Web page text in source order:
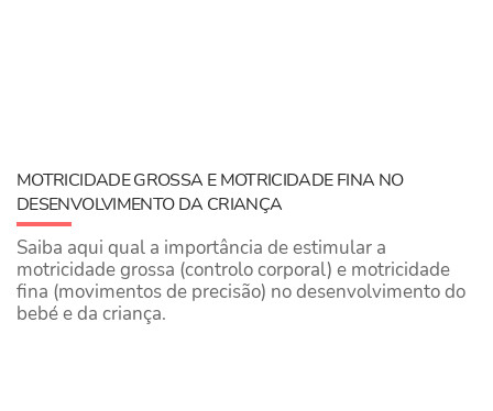
MOTRICIDADE GROSSA E MOTRICIDADE FINA NO
DESENVOLVIMENTO DA CRIANÇA
Saiba aqui qual a importância de estimular a
motricidade grossa (controlo corporal) e motricidade
fina (movimentos de precisão) no desenvolvimento do
bebé e da criança.